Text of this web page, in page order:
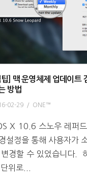
팁] 맥 운영체제 업데이트
방법
02-29 / ONE™
X 10.6 스노우 레퍼
설정을 통해 사용자가
경할 수 있었습니다.
위로...